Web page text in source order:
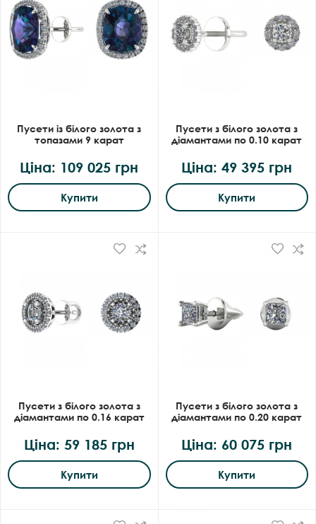
Пусети із білого золота з
топазами 9 карат
Ціна: 109 025 грн
Купити
Пусети з білого золота з
діамантами по 0.10 карат
Ціна: 49 395 грн
Купити
Пусети з білого золота з
діамантами по 0.16 карат
Ціна: 59 185 грн
Купити
Пусети з білого золота з
діамантами по 0.20 карат
Ціна: 60 075 грн
Купити